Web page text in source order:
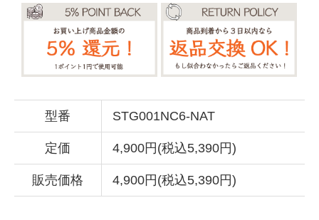
型番 STG001NC6-NAT
定価 4,900円(税込5,390円)
販売価格 4,900円(税込5,390円)